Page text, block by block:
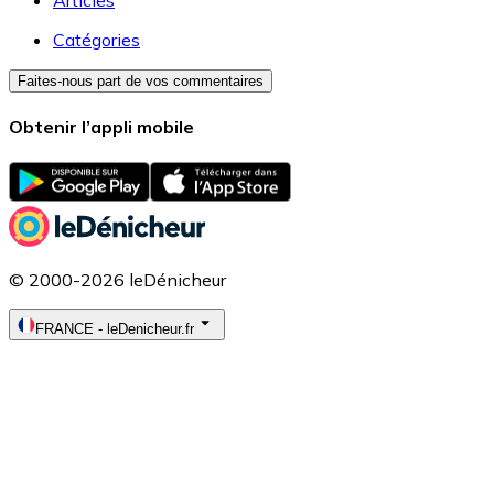
Catégories
Faites-nous part de vos commentaires
Obtenir l’appli mobile
© 2000-2026 leDénicheur
FRANCE - leDenicheur.fr